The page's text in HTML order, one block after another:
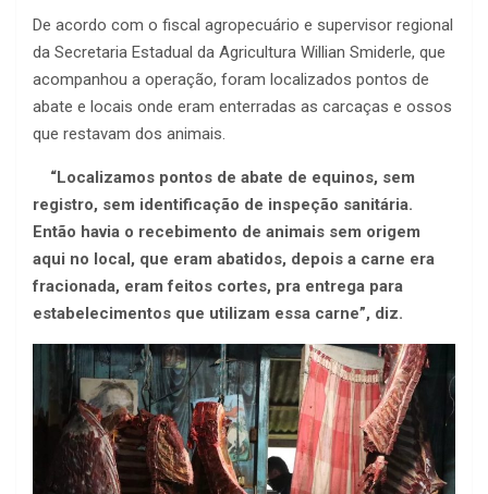
De acordo com o fiscal agropecuário e supervisor regional
da Secretaria Estadual da Agricultura Willian Smiderle, que
acompanhou a operação, foram localizados pontos de
abate e locais onde eram enterradas as carcaças e ossos
que restavam dos animais.
“Localizamos pontos de abate de equinos, sem
registro, sem identificação de inspeção sanitária.
Então havia o recebimento de animais sem origem
aqui no local, que eram abatidos, depois a carne era
fracionada, eram feitos cortes, pra entrega para
estabelecimentos que utilizam essa carne”, diz.